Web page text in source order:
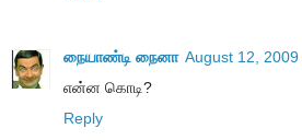
நையாண்டி நைனா August 12, 2009
என்ன கொடி?
Reply